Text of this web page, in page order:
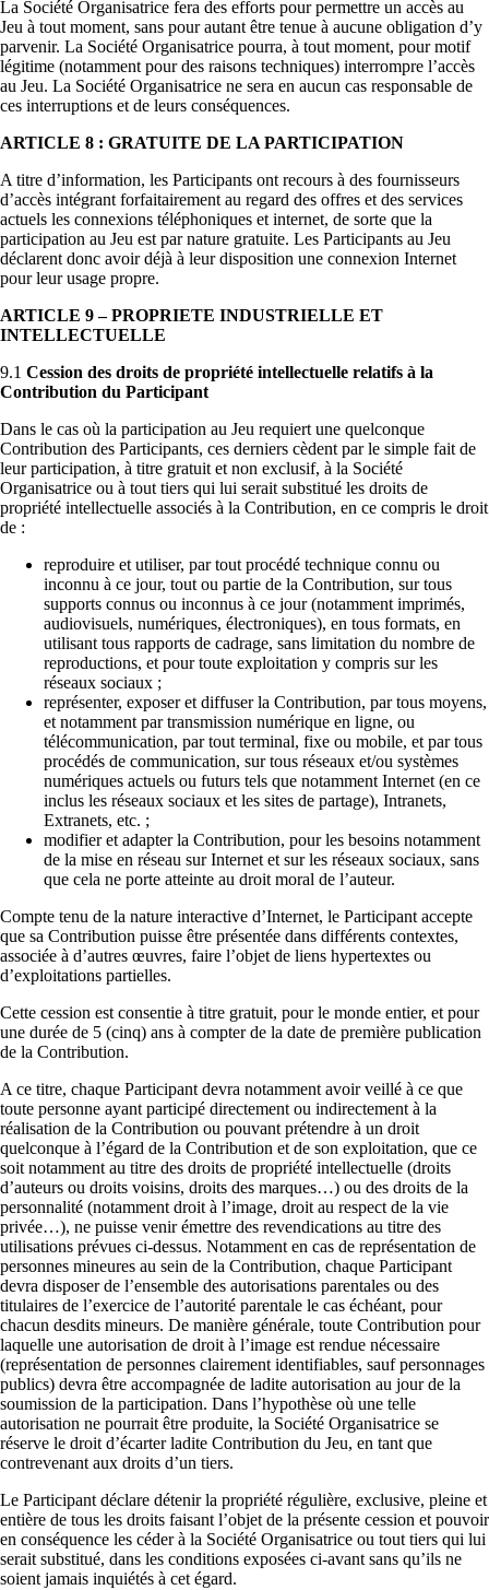
La Société Organisatrice fera des efforts pour permettre un accès au
Jeu à tout moment, sans pour autant être tenue à aucune obligation d’y
parvenir. La Société Organisatrice pourra, à tout moment, pour motif
légitime (notamment pour des raisons techniques) interrompre l’accès
au Jeu. La Société Organisatrice ne sera en aucun cas responsable de
ces interruptions et de leurs conséquences.
ARTICLE 8 : GRATUITE DE LA PARTICIPATION
A titre d’information, les Participants ont recours à des fournisseurs
d’accès intégrant forfaitairement au regard des offres et des services
actuels les connexions téléphoniques et internet, de sorte que la
participation au Jeu est par nature gratuite. Les Participants au Jeu
déclarent donc avoir déjà à leur disposition une connexion Internet
pour leur usage propre.
ARTICLE 9 – PROPRIETE INDUSTRIELLE ET
INTELLECTUELLE
9.1 Cession des droits de propriété intellectuelle relatifs à la
Contribution du Participant
Dans le cas où la participation au Jeu requiert une quelconque
Contribution des Participants, ces derniers cèdent par le simple fait de
leur participation, à titre gratuit et non exclusif, à la Société
Organisatrice ou à tout tiers qui lui serait substitué les droits de
propriété intellectuelle associés à la Contribution, en ce compris le droit
de :
reproduire et utiliser, par tout procédé technique connu ou
inconnu à ce jour, tout ou partie de la Contribution, sur tous
supports connus ou inconnus à ce jour (notamment imprimés,
audiovisuels, numériques, électroniques), en tous formats, en
utilisant tous rapports de cadrage, sans limitation du nombre de
reproductions, et pour toute exploitation y compris sur les
réseaux sociaux ;
représenter, exposer et diffuser la Contribution, par tous moyens,
et notamment par transmission numérique en ligne, ou
télécommunication, par tout terminal, fixe ou mobile, et par tous
procédés de communication, sur tous réseaux et/ou systèmes
numériques actuels ou futurs tels que notamment Internet (en ce
inclus les réseaux sociaux et les sites de partage), Intranets,
Extranets, etc. ;
modifier et adapter la Contribution, pour les besoins notamment
de la mise en réseau sur Internet et sur les réseaux sociaux, sans
que cela ne porte atteinte au droit moral de l’auteur.
Compte tenu de la nature interactive d’Internet, le Participant accepte
que sa Contribution puisse être présentée dans différents contextes,
associée à d’autres œuvres, faire l’objet de liens hypertextes ou
d’exploitations partielles.
Cette cession est consentie à titre gratuit, pour le monde entier, et pour
une durée de 5 (cinq) ans à compter de la date de première publication
de la Contribution.
A ce titre, chaque Participant devra notamment avoir veillé à ce que
toute personne ayant participé directement ou indirectement à la
réalisation de la Contribution ou pouvant prétendre à un droit
quelconque à l’égard de la Contribution et de son exploitation, que ce
soit notamment au titre des droits de propriété intellectuelle (droits
d’auteurs ou droits voisins, droits des marques…) ou des droits de la
personnalité (notamment droit à l’image, droit au respect de la vie
privée…), ne puisse venir émettre des revendications au titre des
utilisations prévues ci-dessus. Notamment en cas de représentation de
personnes mineures au sein de la Contribution, chaque Participant
devra disposer de l’ensemble des autorisations parentales ou des
titulaires de l’exercice de l’autorité parentale le cas échéant, pour
chacun desdits mineurs. De manière générale, toute Contribution pour
laquelle une autorisation de droit à l’image est rendue nécessaire
(représentation de personnes clairement identifiables, sauf personnages
publics) devra être accompagnée de ladite autorisation au jour de la
soumission de la participation. Dans l’hypothèse où une telle
autorisation ne pourrait être produite, la Société Organisatrice se
réserve le droit d’écarter ladite Contribution du Jeu, en tant que
contrevenant aux droits d’un tiers.
Le Participant déclare détenir la propriété régulière, exclusive, pleine et
entière de tous les droits faisant l’objet de la présente cession et pouvoir
en conséquence les céder à la Société Organisatrice ou tout tiers qui lui
serait substitué, dans les conditions exposées ci-avant sans qu’ils ne
soient jamais inquiétés à cet égard.